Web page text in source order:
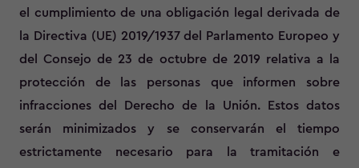
el cumplimiento de una obligación legal derivada de
la Directiva (UE) 2019/1937 del Parlamento Europeo y
del Consejo de 23 de octubre de 2019 relativa a la
protección de las personas que informen sobre
infracciones del Derecho de la Unión. Estos datos
serán minimizados y se conservarán el tiempo
estrictamente necesario para la tramitación e